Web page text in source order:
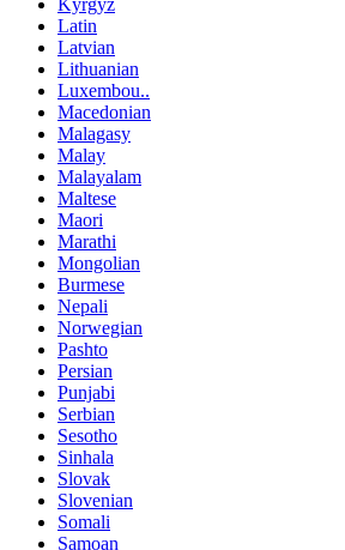
Kyrgyz
Latin
Latvian
Lithuanian
Luxembou..
Macedonian
Malagasy
Malay
Malayalam
Maltese
Maori
Marathi
Mongolian
Burmese
Nepali
Norwegian
Pashto
Persian
Punjabi
Serbian
Sesotho
Sinhala
Slovak
Slovenian
Somali
Samoan